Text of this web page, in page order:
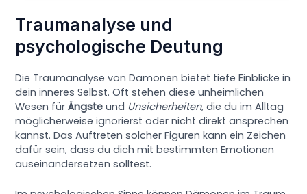
Traumanalyse und
psychologische Deutung
Die Traumanalyse von Dämonen bietet tiefe Einblicke in
dein inneres Selbst. Oft stehen diese unheimlichen
Wesen fürÄngste und Unsicherheiten, die du im Alltag
möglicherweise ignorierst oder nicht direkt ansprechen
kannst. Das Auftreten solcher Figuren kann ein Zeichen
dafür sein, dass du dich mit bestimmten Emotionen
auseinandersetzen solltest.